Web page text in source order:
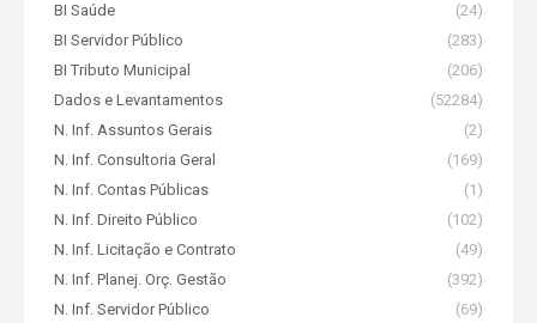
BI Saúde
(24)
BI Servidor Público
(283)
BI Tributo Municipal
(206)
Dados e Levantamentos
(52284)
N. Inf. Assuntos Gerais
(2)
N. Inf. Consultoria Geral
(169)
N. Inf. Contas Públicas
(1)
N. Inf. Direito Público
(102)
N. Inf. Licitação e Contrato
(49)
N. Inf. Planej. Orç. Gestão
(392)
N. Inf. Servidor Público
(69)